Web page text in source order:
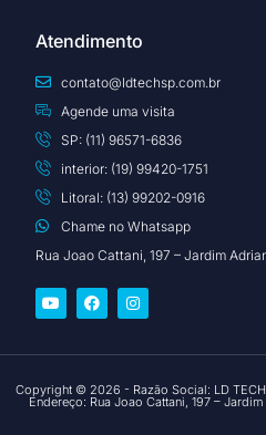
Atendimento
contato@ldtechsp.com.br
Agende uma visita
SP: (11) 96571-6836
interior: (19) 99420-1751
Litoral: (13) 99202-0916
Chame no Whatsapp
Rua Joao Cattani, 197 – Jardim
Copyright © 2026 - Razão Social: LD TECH
Endereço: Rua Joao Cattani, 197 –